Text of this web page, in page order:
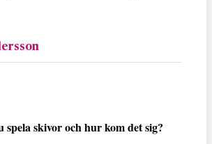
skivor och hur kom det sig?